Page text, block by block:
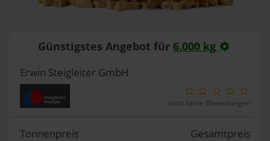
Günstigstes Angebot für 6.000 kg
Erwin Steigleiter GmbH
noch keine Bewertungen
Tonnenpreis Gesamtpreis